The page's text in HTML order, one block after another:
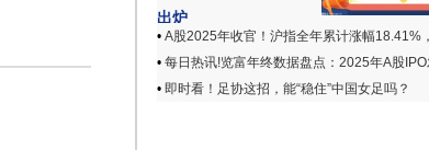
出炉
• A股2025年收官！沪指全年累计涨幅18.41%，十大牛
• 每日热讯!览富年终数据盘点：2025年A股IPO发审会通过
• 即时看！足协这招，能“稳住”中国女足吗？